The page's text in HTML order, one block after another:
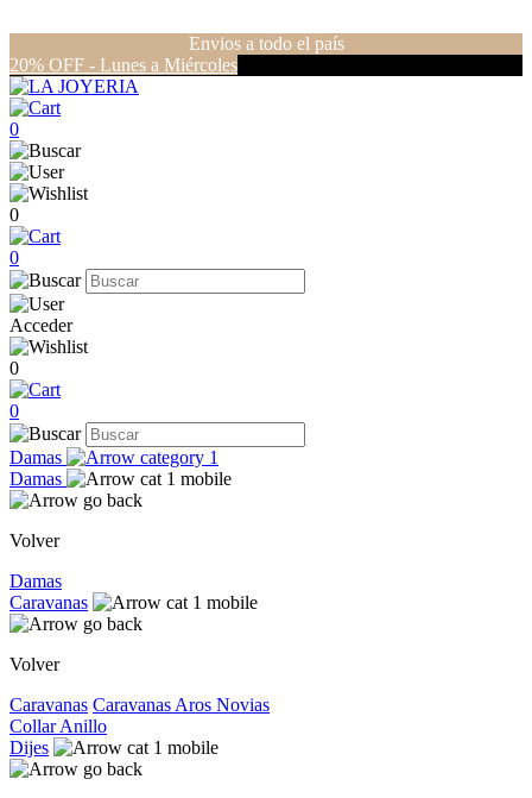
Envios a todo el país
20% OFF - Lunes a Miércoles
0
0
0
Acceder
0
0
Damas
Damas
Volver
Damas
Caravanas
Volver
Caravanas Caravanas Aros Novias
CollarAnillo
Dijes